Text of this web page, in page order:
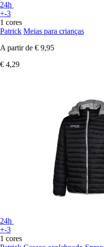
24h
+-3
1 cores
Patrick Meias para crianças
A partir de € 9,95
€ 4,29
24h
+-3
1 cores